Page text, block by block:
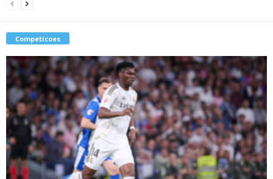
Competicoes